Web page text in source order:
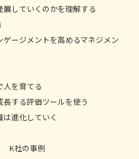
していくのかを理解する
ージメントを高めるマネジメン
人を育てる
する評価ツールを使う
進化していく
K社の事例